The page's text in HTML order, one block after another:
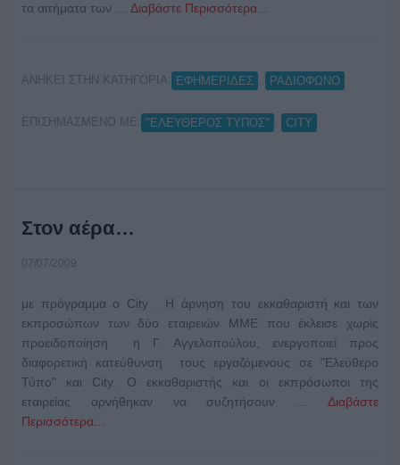
τα αιτήματα των … Διαβάστε Περισσότερα...
ΑΝΗΚΕΙ ΣΤΗΝ ΚΑΤΗΓΟΡΙΑ: ΕΦΗΜΕΡΙΔΕΣ ΡΑΔΙΟΦΩΝΟ
ΕΠΙΣΗΜΑΣΜΕΝΟ ΜΕ: "ΕΛΕΥΘΕΡΟΣ ΤΥΠΟΣ" CITY
Στον αέρα…
07/07/2009
με πρόγραμμα ο City . Η άρνηση του εκκαθαριστή και των
εκπροσώπων των δύο εταιρειών ΜΜΕ που έκλεισε χωρίς
προειδοποίηση η Γ. Αγγελοπούλου, ενεργοποιεί προς
διαφορετική κατεύθυνση τους εργαζόμενους σε "Ελεύθερο
Τύπο" και City. Ο εκκαθαριστής και οι εκπρόσωποι της
εταιρείας αρνήθηκαν να συζητήσουν …Διαβάστε
Περισσότερα...